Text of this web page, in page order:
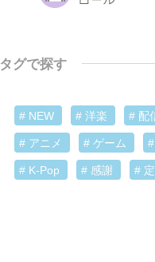
タグで探す
# NEW # 洋楽 # 配
# アニメ # ゲーム
# K-Pop # 感謝 #